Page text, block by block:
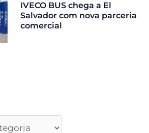
IVECO BUS chega a El
Salvador com nova parceria
comercial